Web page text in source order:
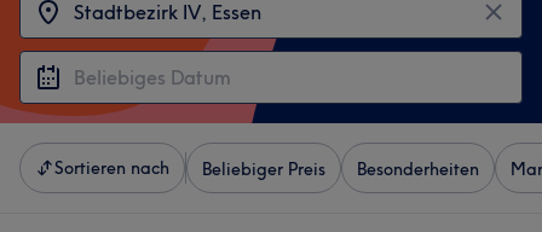
Sortieren nach Beliebiger Preis Besonderheiten